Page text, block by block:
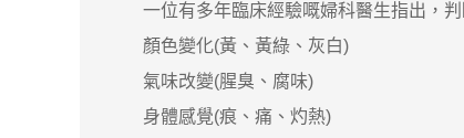
一位有多年臨床經驗嘅婦科醫生指出，判
顏色變化(黃、黃綠、灰白)
氣味改變(腥臭、腐味)
身體感覺(痕、痛、灼熱)